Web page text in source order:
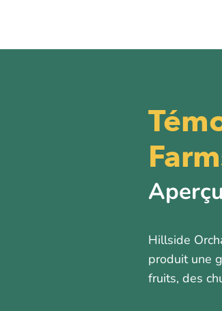
Hillside
produit une
fruits, des